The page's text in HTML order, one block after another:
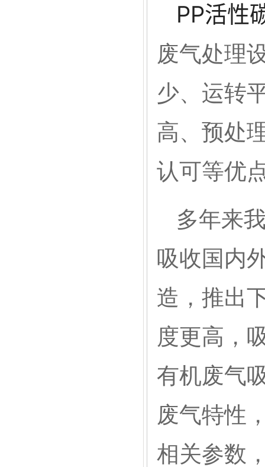
PP活性
废气处理
少、运转
高、预处
认可等优
多年来
吸收国内
造，推出
度更高，
有机废气
废气特性
相关参数